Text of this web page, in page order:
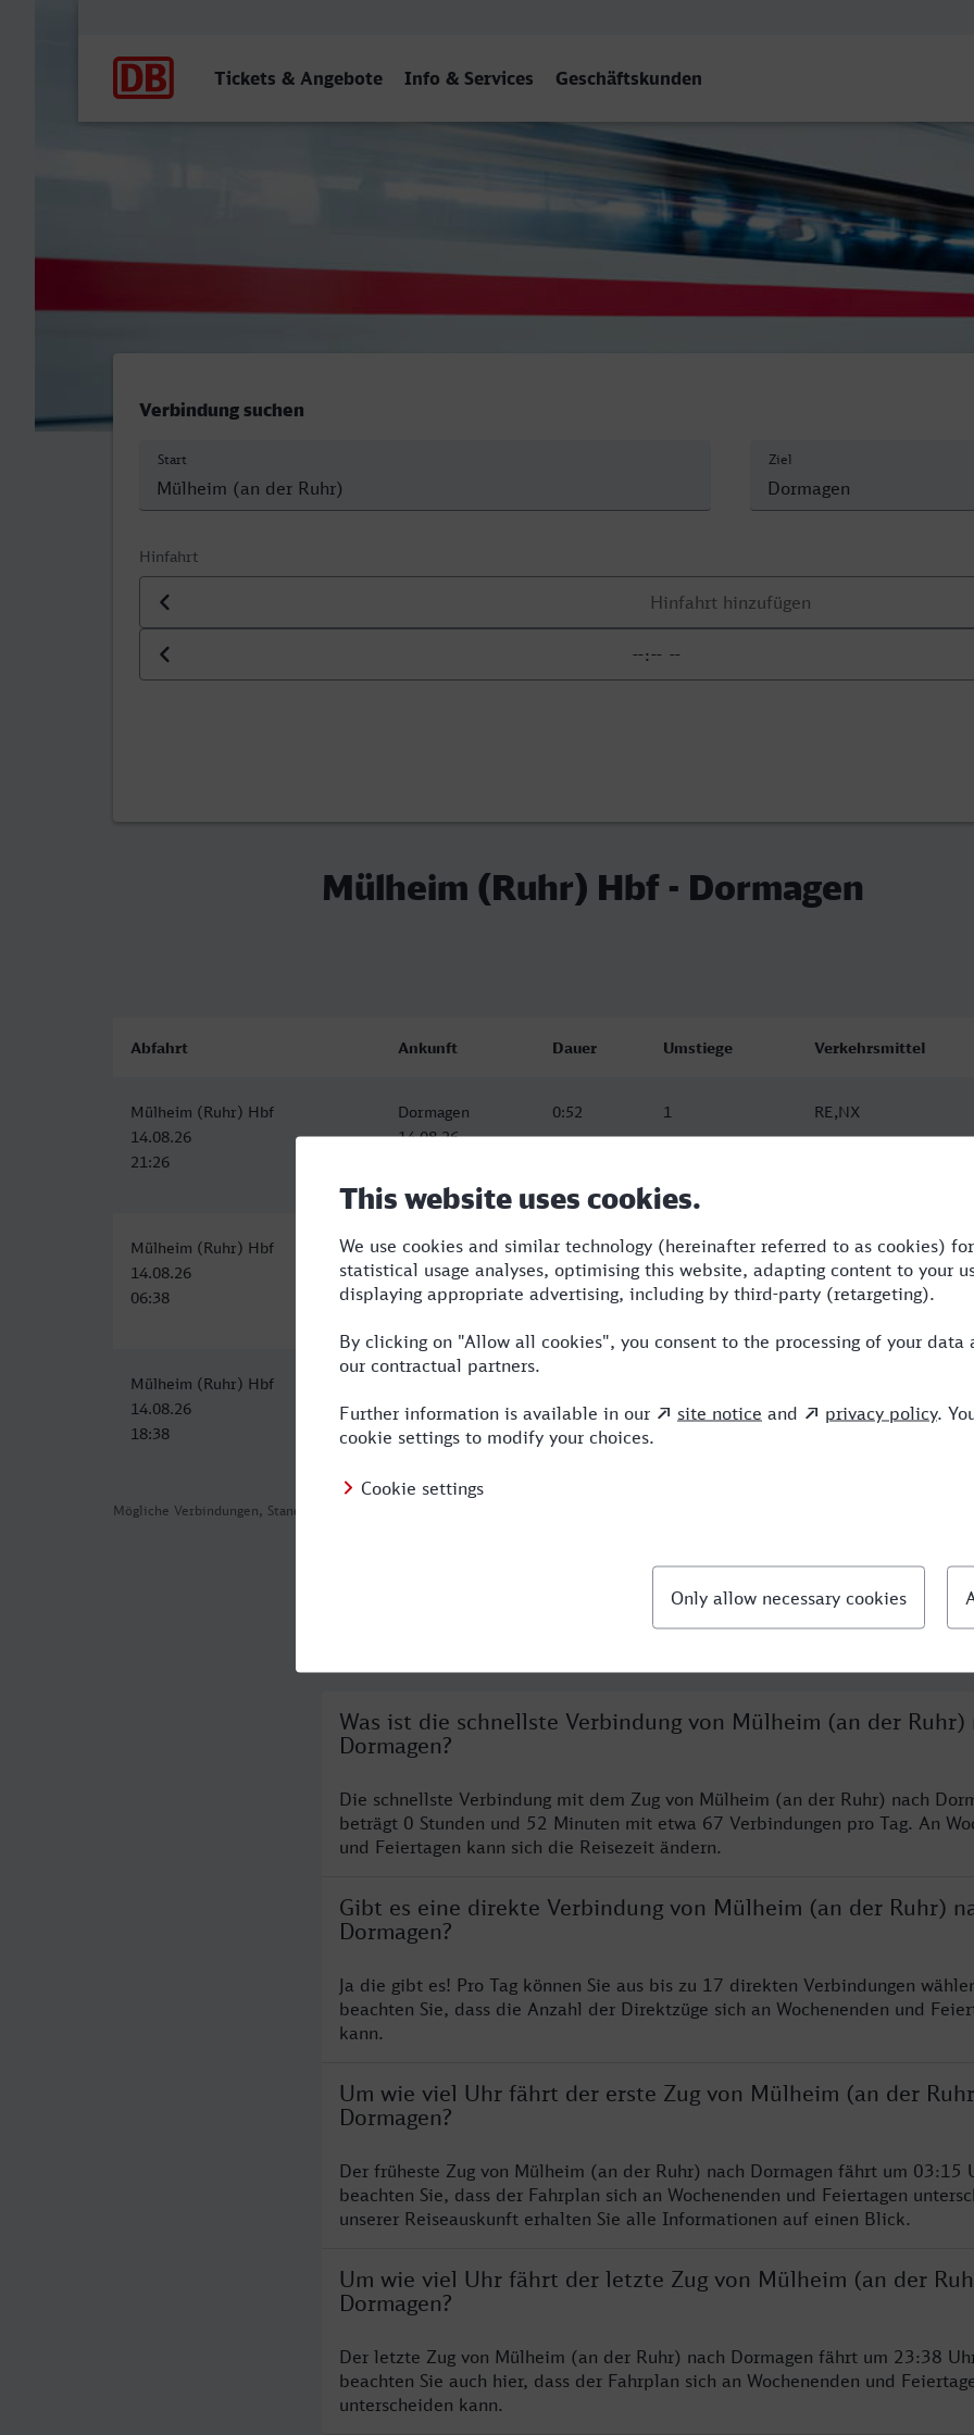
Tickets & Angebote Info & Services Geschäftskunden
Mülheim (Ruhr) Hbf - Dormagen
Verbindung suchen
Start Ziel
Hinfahrt
Datum der Hinfahrt
Uhrzeit der Hinfahrt
Mülheim (Ruhr) Hbf - Dormagen
Mögliche Verbindungen, Stand: 2026-07-31 05:10
Abfahrt Ankunft Dauer Umstiege Verkehrsmittel
Mülheim (Ruhr) Hbf
14.08.26
21:26
Dormagen
14.08.26
0:52 1 RE,NX
Mülheim (Ruhr) Hbf
14.08.26
06:38
Dormagen
14.08.26
07:36
0:58 0 NX
Mülheim (Ruhr) Hbf
14.08.26
18:38
14.08.26
19:36
Was ist die schnellste Verbindung von Mülheim (an der Ruhr)
Dormagen?
Die schnellste Verbindung mit dem Zug von Mülheim (an der Ruhr) nach
beträgt 0 Stunden und 52 Minuten mit etwa 67 Verbindungen pro Tag. An
und Feiertagen kann sich die Reisezeit ändern.
Gibt es eine direkte Verbindung von Mülheim (an der Ruhr)
Dormagen?
Ja die gibt es! Pro Tag können Sie aus bis zu 17 direkten Verbindungen
beachten Sie, dass die Anzahl der Direktzüge sich an Wochenenden und
kann.
Um wie viel Uhr fährt der erste Zug von Mülheim (an der
Dormagen?
Der früheste Zug von Mülheim (an der Ruhr) nach Dormagen fährt um 03:15
beachten Sie, dass der Fahrplan sich an Wochenenden und Feiertagen
unserer Reiseauskunft erhalten Sie alle Informationen auf einen Blick.
Um wie viel Uhr fährt der letzte Zug von Mülheim (an der
Dormagen?
Der letzte Zug von Mülheim (an der Ruhr) nach Dormagen fährt um 23:38
beachten Sie auch hier, dass der Fahrplan sich an Wochenenden und
unterscheiden kann.